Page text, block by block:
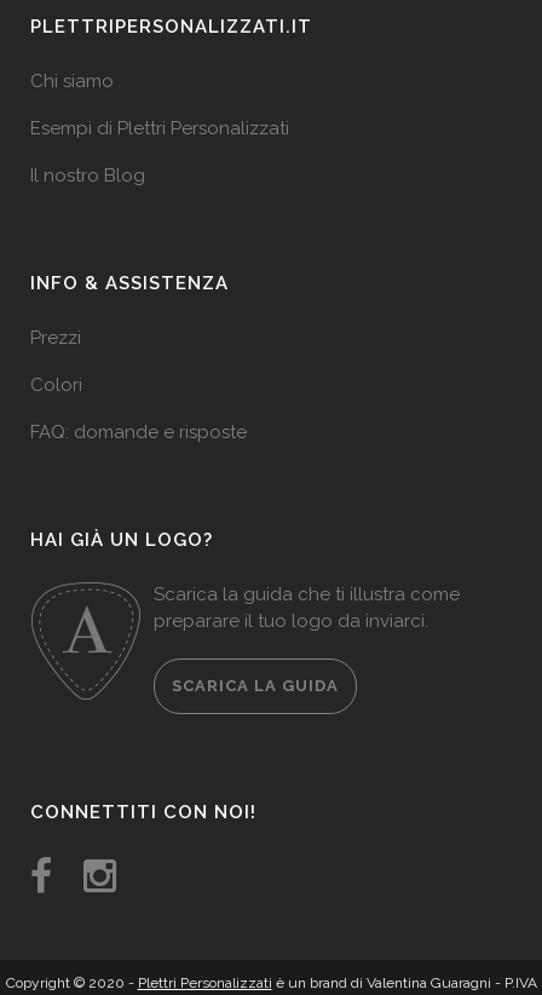
PLETTRIPERSONALIZZATI.IT
Chi siamo
Esempi di Plettri Personalizzati
Il nostro Blog
INFO & ASSISTENZA
Prezzi
Colori
FAQ: domande e risposte
HAI GIÀ UN LOGO?
Scarica la guida che ti illustra come
preparare il tuo logo da inviarci.
SCARICA LA GUIDA
CONNETTITI CON NOI!
Copyright © 2020 - Plettri Personalizzati è un brand di Valentina Guaragni - P.IVA